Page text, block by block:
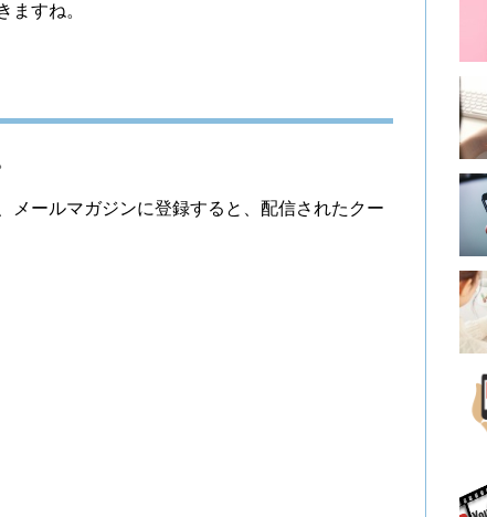
ますね。
メールマガジンに登録すると、配信されたクー